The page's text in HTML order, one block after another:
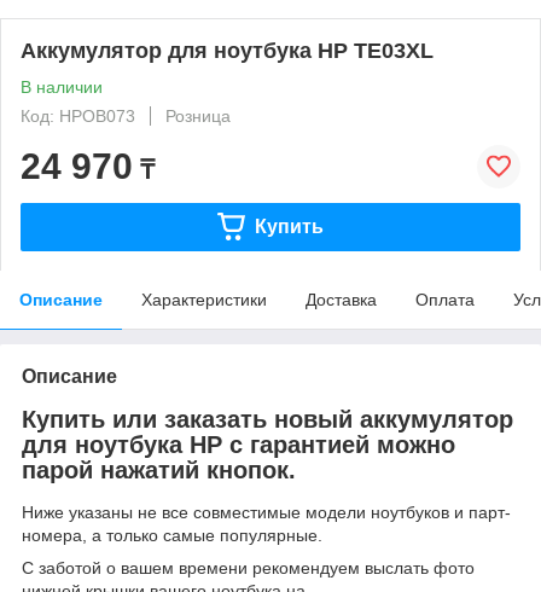
Аккумулятор для ноутбука HP TE03XL
В наличии
Код: HPOB073
Розница
24 970 ₸
Купить
Описание Характеристики Доставка Оплата
Описание
Купить или заказать новый аккумулятор
для ноутбука HP с гарантией можно
парой нажатий кнопок.
Ниже указаны не все совместимые модели ноутбуков и парт-
номера, а только самые популярные.
С заботой о вашем времени рекомендуем выслать фото